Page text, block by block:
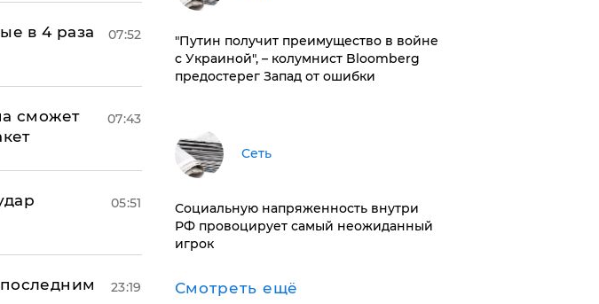
в 4 раза
07:52
сможет
07:43
05:51
23:19
"Путин получит преимущество в войне
с Украиной", – колумнист Bloomberg
предостерег Запад от ошибки
Сеть
Социальную напряженность внутри
РФ провоцирует самый неожиданный
игрок
Смотреть ещё